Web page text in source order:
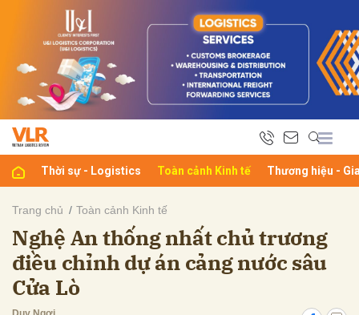
Thời sự - Logistics Toàn cảnh Kinh tế Thương hiệu -
Trang chủ Toàn cảnh Kinh tế
Nghệ An thống nhất chủ trương
điều chỉnh dự án cảng nước sâu
Cửa Lò
luận
Hủy